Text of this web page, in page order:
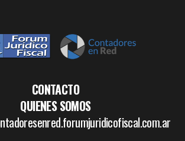
CONTACTO
QUIENES SOMOS